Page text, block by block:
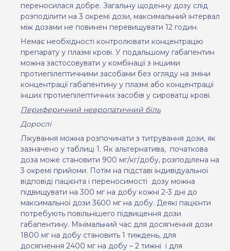
переносилася добре. Загальну щоденну дозу слід
розподілити на 3 окремі дози, максимальний інтервал
між дозами не повинен перевищувати 12 годин.
Немає необхідності контролювати концентрацію
препарату у плазмі крові. У подальшому габапентин
можна застосовувати у комбінації з іншими
протиепілептичними засобами без огляду на зміни
концентрації габапентину у плазмі або концентрації
інших протиепілептичних засобів у сироватці крові.
Периферичний невропатичний біль
Дорослі
Лікування можна розпочинати з титрування дози, як
зазначено у таблиці 1. Як альтернатива, початкова
доза може становити 900 мг/кг/добу, розподілена на
3 окремі прийоми. Потім на підставі індивідуальної
відповіді пацієнта і переносимості
дозу можна
підвищувати на 300 мг на добу кожні 2-3 дні до
максимальної дози 3600 мг на добу. Деякі пацієнти
потребують повільнішего підвищення дози
габапентину. Мінімальний час для досягнення дози
1800 мг на добу становить 1 тиждень, для
досягнення 2400 мг на добу – 2 тижні і для